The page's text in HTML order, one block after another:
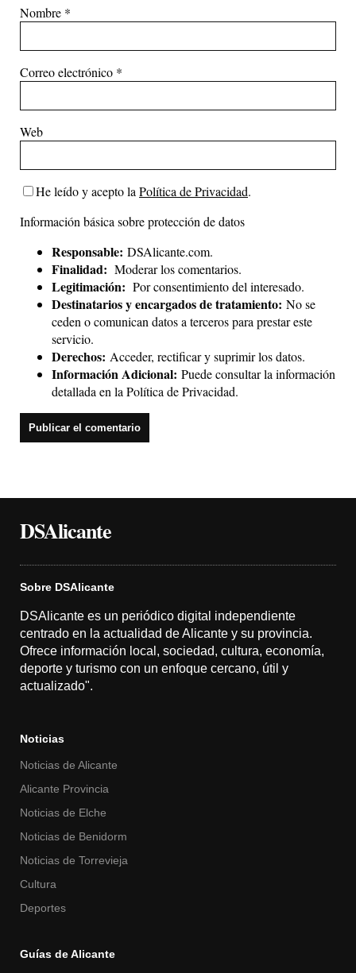
Nombre *
Correo electrónico *
Web
He leído y acepto la Política de Privacidad.
Información básica sobre protección de datos
Responsable: DSAlicante.com.
Finalidad: Moderar los comentarios.
Legitimación: Por consentimiento del interesado.
Destinatarios y encargados de tratamiento: No se
ceden o comunican datos a terceros para prestar este
servicio.
Derechos: Acceder, rectificar y suprimir los datos.
Información Adicional: Puede consultar la información
detallada en la Política de Privacidad.
DSAlicante
Sobre DSAlicante
DSAlicante es un periódico digital independiente
centrado en la actualidad de Alicante y su provincia.
Ofrece información local, sociedad, cultura, economía,
deporte y turismo con un enfoque cercano, útil y
actualizado".
Noticias
Noticias de Alicante
Alicante Provincia
Noticias de Elche
Noticias de Benidorm
Noticias de Torrevieja
Cultura
Deportes
Guías de Alicante